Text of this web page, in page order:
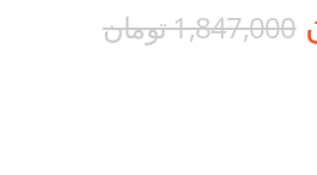
1,847,000 تومان